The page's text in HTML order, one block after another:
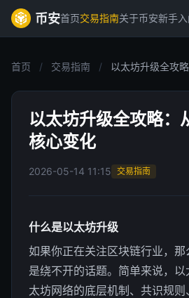
币安首页交易指南关于币安新手入
首页 / 交易指南 / 以太坊升级全攻
以太坊升级全攻略：
核心变化
2026-05-14 11:15 交易指南
什么是以太坊升级
如果你正在关注区块链行业，那
是绕不开的话题。简单来说，
太坊网络的底层机制、共识规